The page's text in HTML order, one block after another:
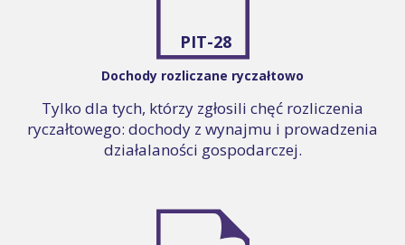
PIT-28
Dochody rozliczane ryczałtowo
Tylko dla tych, którzy zgłosili chęć rozliczenia
ryczałtowego: dochody z wynajmu i prowadzenia
działalaności gospodarczej.